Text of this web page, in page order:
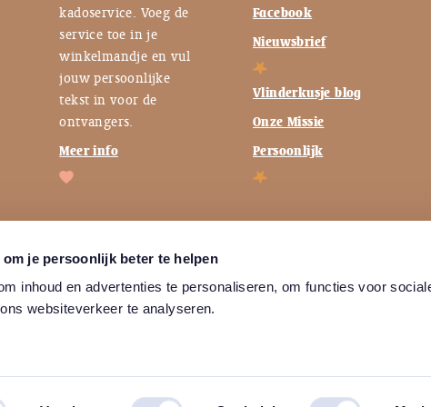
je persoonlijk beter te helpen
inhoud en advertenties te personaliseren, om functies voor
websiteverkeer te analyseren.
kadoservice. Voeg de
service toe in je
winkelmandje en vul
jouw persoonlijke
tekst in voor de
ontvangers.
Meer info
Facebook
Nieuwsbrief
Vlinderkusje blog
Onze Missie
Persoonlijk